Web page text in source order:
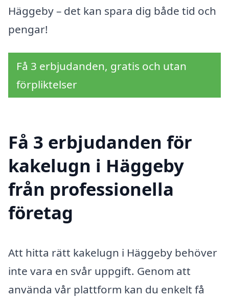
Häggeby – det kan spara dig både tid och
pengar!
Få 3 erbjudanden, gratis och utan
förpliktelser
Få 3 erbjudanden för
kakelugn i Häggeby
från professionella
företag
Att hitta rätt kakelugn i Häggeby behöver
inte vara en svår uppgift. Genom att
använda vår plattform kan du enkelt få